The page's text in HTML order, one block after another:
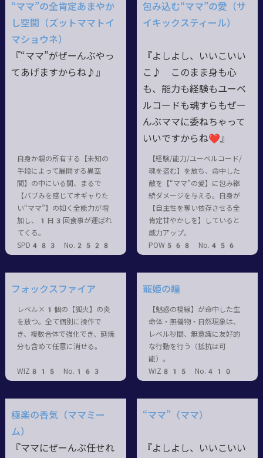
“ママ”の全肯定あまやか
し空間（ズットママトイ
マショウネ）
『“ママ”がぜーんぶやっ
てあげますからね♪』
自身か親の所有する【未知の
手段によって展開する異空
間】の中にいる間、まるで
【バブみを感じてオギャりた
い“ママ”】の如く全能力が増
加し、1日3回食事が運ばれ
てくる。
SPD483 No.2528
包み込む“ママ”の愛（サ
イキックスティール）
『よしよし、いいこいい
こ♪ このまま身も心
も、能力も経験もユーベ
ルコードも魂すらもぜー
んぶママに委ねちゃって
いいですからね❤』
【経験/能力/ユーベルコード/
魂を盗む】を放ち、命中した
敵を【“ママ”の愛】に包み継
続ダメージを与える。自身が
【自主性を奪い依存させる全
肯定甘やかしを】していると
威力アップ。
POW568 No.456
フォックスファイア
レベル×1個の【狐火】の炎
を放つ。全て個別に操作で
き、複数合体で強化でき、延焼
分も含めて任意に消せる。
WIZ815 No.163
寵姫の瞳
【魅惑の視線】が命中した生
命体・無機物・自然現象は、
レベル秒間、無意識に友好的
な行動を行う（抵抗は可
能）。
WIZ815 No.410
極楽の香気（ママミー
ム）
『ママにぜーんぶ任せれ
“ママ”（ママ）
『よしよし、いいこいい